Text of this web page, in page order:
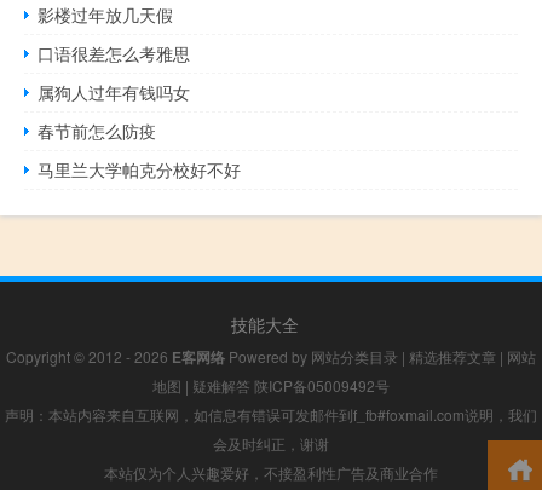
影楼过年放几天假
口语很差怎么考雅思
属狗人过年有钱吗女
春节前怎么防疫
马里兰大学帕克分校好不好
技能大全
Copyright © 2012 - 2026 E客网络 Powered by 网站分类目录 | 精选推荐文章 | 网站
地图 | 疑难解答 陕ICP备05009492号
声明：本站内容来自互联网，如信息有错误可发邮件到f_fb#foxmail.com说明，我们
会及时纠正，谢谢
本站仅为个人兴趣爱好，不接盈利性广告及商业合作